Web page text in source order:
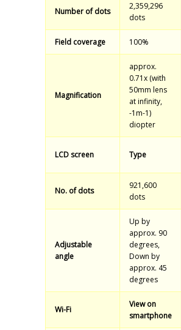
Number of dots
2,359,296
dots
Field coverage 100%
Magnification
approx.
0.71x (with
50mm lens
at infinity,
-1m-1)
diopter
LCD screen Type
No. of dots
921,600
dots
Adjustable
angle
Up by
approx. 90
degrees,
Down by
approx. 45
degrees
Wi-Fi
View on
smartphone